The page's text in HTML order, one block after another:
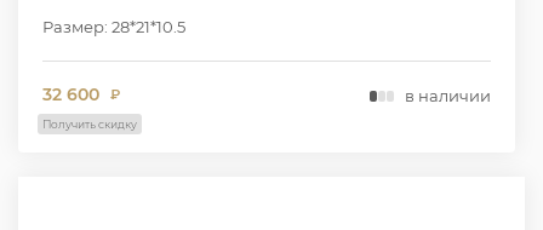
Размер: 28*21*10.5
32 600 ₽ в наличии
Получить скидку